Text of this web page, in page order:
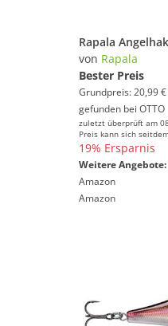
von Rapala
Bester Preis
Grundpreis: 20,99
gefunden bei OTTO
zuletzt überprüft am
Preis kann sich
19% Ersparnis
Weitere Angebote:
Amazon
Amazon